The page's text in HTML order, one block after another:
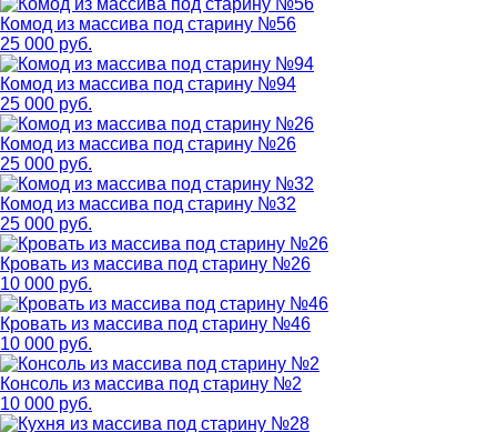
Комод из массива под старину №56
25 000 руб.
Комод из массива под старину №94
25 000 руб.
Комод из массива под старину №26
25 000 руб.
Комод из массива под старину №32
25 000 руб.
Кровать из массива под старину №26
10 000 руб.
Кровать из массива под старину №46
10 000 руб.
Консоль из массива под старину №2
10 000 руб.